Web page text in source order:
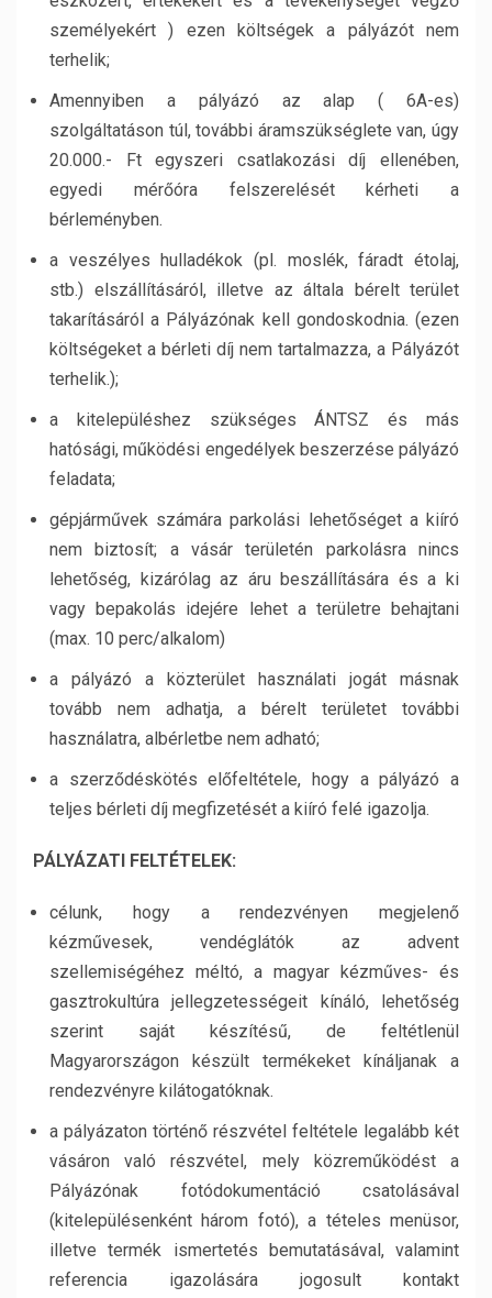
személyekért ) ezen költségek a pályázót nem
terhelik;
Amennyiben a pályázó az alap ( 6A-es)
szolgáltatáson túl, további áramszükséglete van, úgy
20.000.- Ft egyszeri csatlakozási díj ellenében,
egyedi mérőóra felszerelését kérheti a
bérleményben.
a veszélyes hulladékok (pl. moslék, fáradt étolaj,
stb.) elszállításáról, illetve az általa bérelt terület
takarításáról a Pályázónak kell gondoskodnia. (ezen
költségeket a bérleti díj nem tartalmazza, a Pályázót
terhelik.);
a kitelepüléshez szükséges ÁNTSZ és más
hatósági, működési engedélyek beszerzése pályázó
feladata;
gépjárművek számára parkolási lehetőséget a kiíró
nem biztosít; a vásár területén parkolásra nincs
lehetőség, kizárólag az áru beszállítására és a ki
vagy bepakolás idejére lehet a területre behajtani
(max. 10 perc/alkalom)
a pályázó a közterület használati jogát másnak
tovább nem adhatja, a bérelt területet további
használatra, albérletbe nem adható;
a szerződéskötés előfeltétele, hogy a pályázó a
teljes bérleti díj megfizetését a kiíró felé igazolja.
PÁLYÁZATI FELTÉTELEK:
célunk, hogy a rendezvényen megjelenő
kézművesek, vendéglátók az advent
szellemiségéhez méltó, a magyar kézműves- és
gasztrokultúra jellegzetességeit kínáló, lehetőség
szerint saját készítésű, de feltétlenül
Magyarországon készült termékeket kínáljanak a
rendezvényre kilátogatóknak.
a pályázaton történő részvétel feltétele legalább két
vásáron való részvétel, mely közreműködést a
Pályázónak fotódokumentáció csatolásával
(kitelepülésenként három fotó), a tételes menüsor,
illetve termék ismertetés bemutatásával, valamint
referencia igazolására jogosult kontakt